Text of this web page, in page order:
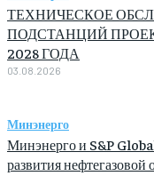
ТЕХНИЧЕСКОЕ
ПОДСТАНЦИЙ
2028 ГОДА
03.08.2026
Минэнерго
Минэнерго и S&P
развития нефтегазовой